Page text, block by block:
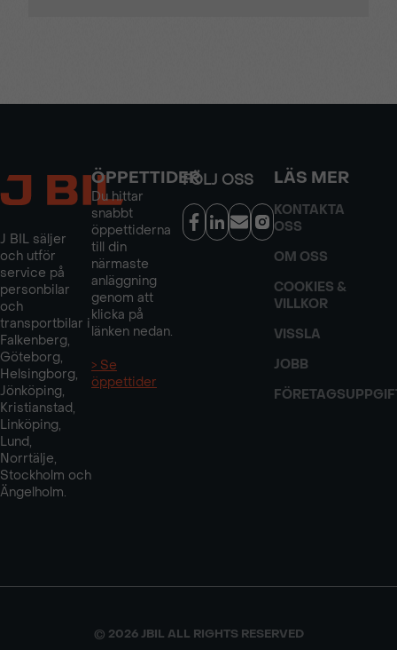
J BIL säljer
och utför
service på
personbilar
och
transportbilar i
Falkenberg,
Göteborg,
Helsingborg,
Jönköping,
Kristianstad,
Linköping,
Lund,
Norrtälje,
Stockholm och
Ängelholm.
ÖPPETTIDER
Du hittar
snabbt
öppettiderna
till din
närmaste
anläggning
genom att
klicka på
länken nedan.
> Se
öppettider
FÖLJ OSS LÄS MER
KONTAKTA
OSS
OM OSS
COOKIES &
VILLKOR
VISSLA
JOBB
© 2026 JBIL ALL RIGHTS RESERVED